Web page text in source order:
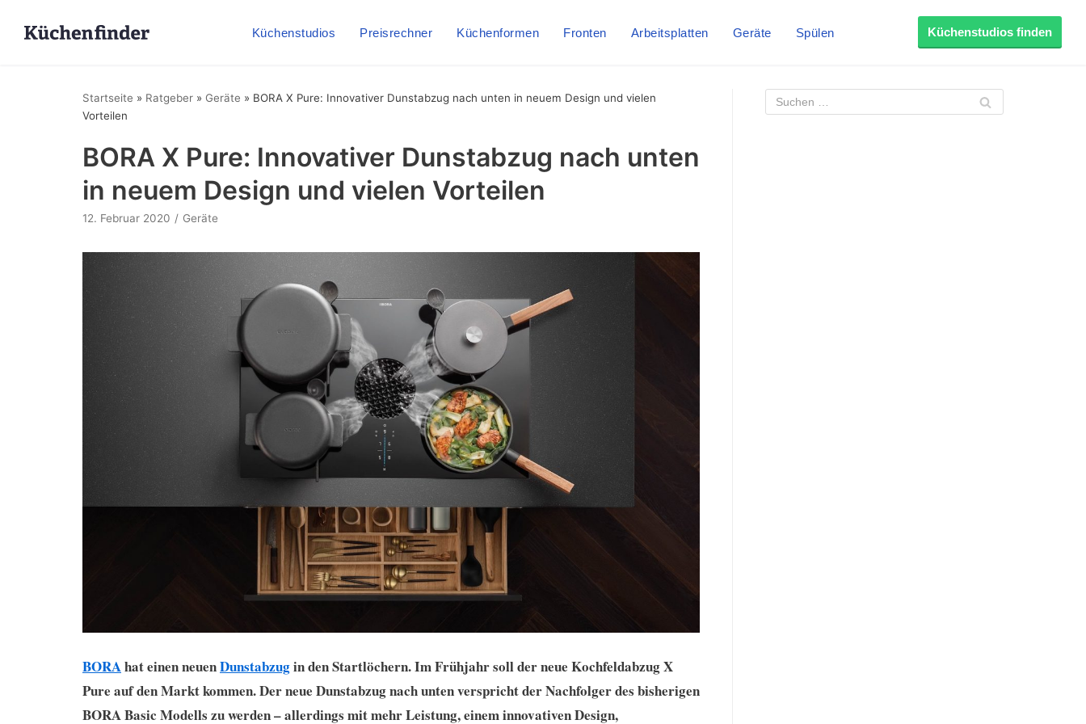
Küchenstudios Preisrechner Küchenformen Fronten Arbeitsplatten Geräte Spülen Küchenstudios finden
Startseite » Ratgeber » Geräte » BORA X Pure: Innovativer Dunstabzug nach unten in neuem Design und vielen
Vorteilen
BORA X Pure: Innovativer Dunstabzug nach unten
in neuem Design und vielen Vorteilen
12. Februar 2020 Geräte
BORAhat einen neuenDunstabzugin den Startlöchern. Im Frühjahr soll der neue Kochfeldabzug X
Pure auf den Markt kommen. Der neue Dunstabzug nach unten verspricht der Nachfolger des bisherigen
BORA Basic Modells zu werden – allerdings mit mehr Leistung, einem innovativen Design,